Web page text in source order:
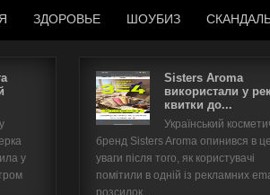
ЗДОРОВЬЕ ШОУБИЗ
у
Sisters Aroma
використали у
квитки до...
Український
бренд Sisters Aroma опинився в
уваги після того, як користувачі
помітили в одній із рекламних
розсилок...
Имя пользователя